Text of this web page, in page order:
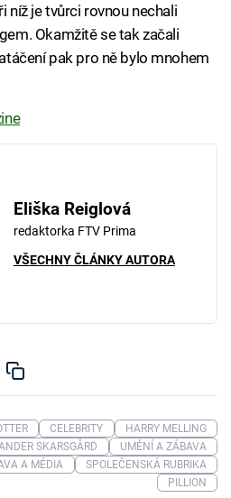
níž je tvůrci rovnou nechali
Okamžitě se tak začali
pak pro ně bylo mnohem
Eliška Reiglová
redaktorka FTV Prima
VŠECHNY ČLÁNKY AUTORA
CELEBRITY
HARRY MELLING
SKARSGÅRD
UMĚNÍ A ZÁBAVA
A MÉDIA
SPOLEČENSKÁ RUBRIKA
PILLION